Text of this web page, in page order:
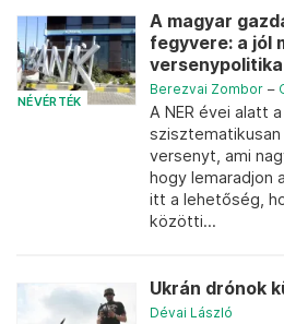
NÉVÉRTÉK
A magyar
fegyvere: a jól
versenypolitika
Berezvai Zombor –
A NER évei alatt
versenyt, ami
hogy lemaradjon
itt a lehetőség,
közötti...
Ukrán drónok
Dévai László